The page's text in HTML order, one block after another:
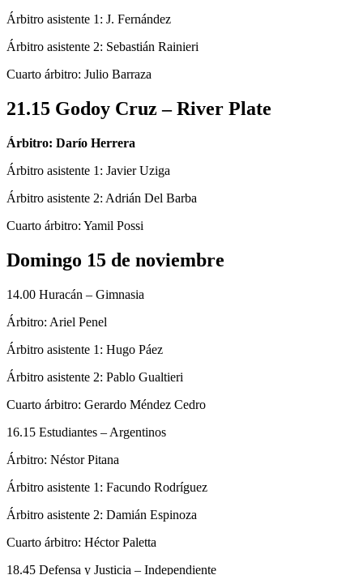
Árbitro asistente 1: J. Fernández
Árbitro asistente 2: Sebastián Rainieri
Cuarto árbitro: Julio Barraza
21.15 Godoy Cruz – River Plate
Árbitro: Darío Herrera
Árbitro asistente 1: Javier Uziga
Árbitro asistente 2: Adrián Del Barba
Cuarto árbitro: Yamil Possi
Domingo 15 de noviembre
14.00 Huracán – Gimnasia
Árbitro: Ariel Penel
Árbitro asistente 1: Hugo Páez
Árbitro asistente 2: Pablo Gualtieri
Cuarto árbitro: Gerardo Méndez Cedro
16.15 Estudiantes – Argentinos
Árbitro: Néstor Pitana
Árbitro asistente 1: Facundo Rodríguez
Árbitro asistente 2: Damián Espinoza
Cuarto árbitro: Héctor Paletta
18.45 Defensa y Justicia – Independiente